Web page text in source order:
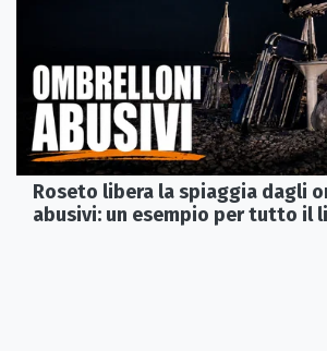
Roseto libera la spiaggia dagli
abusivi: un esempio per tutto il